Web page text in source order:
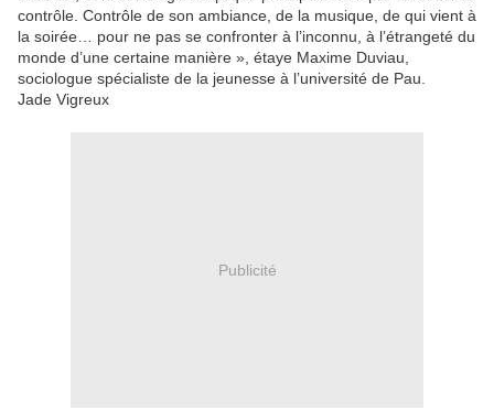
contrôle. Contrôle de son ambiance, de la musique, de qui vient à
la soirée… pour ne pas se confronter à l’inconnu, à l’étrangeté du
monde d’une certaine manière », étaye Maxime Duviau,
sociologue spécialiste de la jeunesse à l’université de Pau.
Jade Vigreux
Publicité